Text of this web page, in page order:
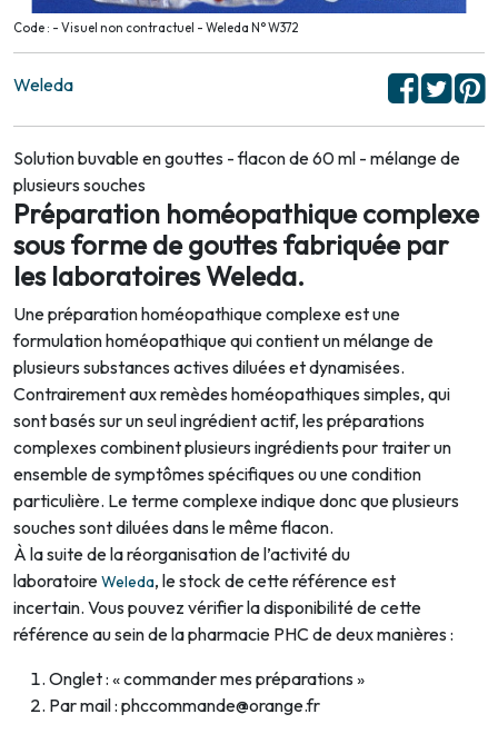
Code : - Visuel non contractuel - Weleda N° W372
Weleda
Solution buvable en gouttes - flacon de 60 ml - mélange de
plusieurs souches
Préparation homéopathique complexe
sous forme de gouttes fabriquée par
les laboratoires Weleda.
Une préparation homéopathique complexe est une
formulation homéopathique qui contient un mélange de
plusieurs substances actives diluées et dynamisées.
Contrairement aux remèdes homéopathiques simples, qui
sont basés sur un seul ingrédient actif, les préparations
complexes combinent plusieurs ingrédients pour traiter un
ensemble de symptômes spécifiques ou une condition
particulière. Le terme complexe indique donc que plusieurs
souches sont diluées dans le même flacon.
À la suite de la réorganisation de l’activité du
laboratoireWeleda, le stock de cette référence est
incertain. Vous pouvez vérifier la disponibilité de cette
référence au sein de la pharmacie PHC de deux manières :
Onglet : « commander mes préparations »
Par mail : phccommande@orange.fr